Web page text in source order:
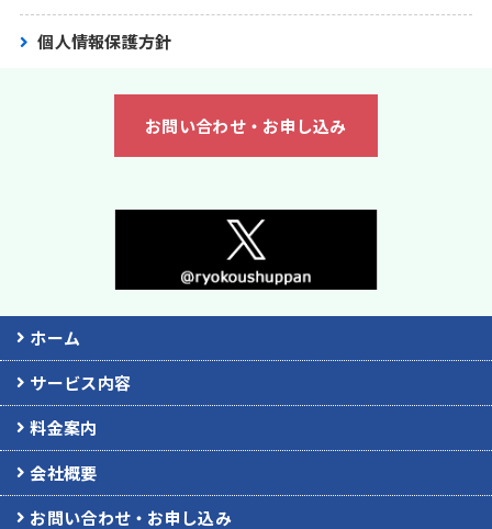
個人情報保護方針
お問い合わせ・お申し込み
ホーム
サービス内容
料金案内
会社概要
お問い合わせ・お申し込み